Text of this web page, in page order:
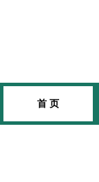
首 页